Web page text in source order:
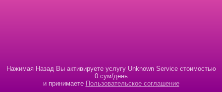
Нажимая Назад Вы активируете услугу Unknown Service стоимостью
0 сум/день
и принимаете Пользовательское соглашение